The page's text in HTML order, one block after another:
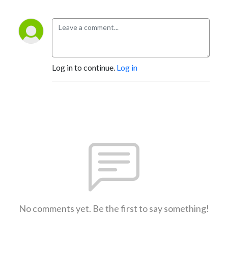
Log in to continue. Log in
No comments yet. Be the first to say something!